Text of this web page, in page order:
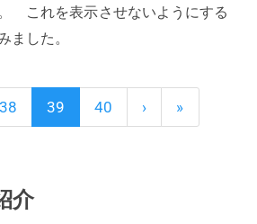
これを表示させないようにする
ました。
38 39 40 › »
介